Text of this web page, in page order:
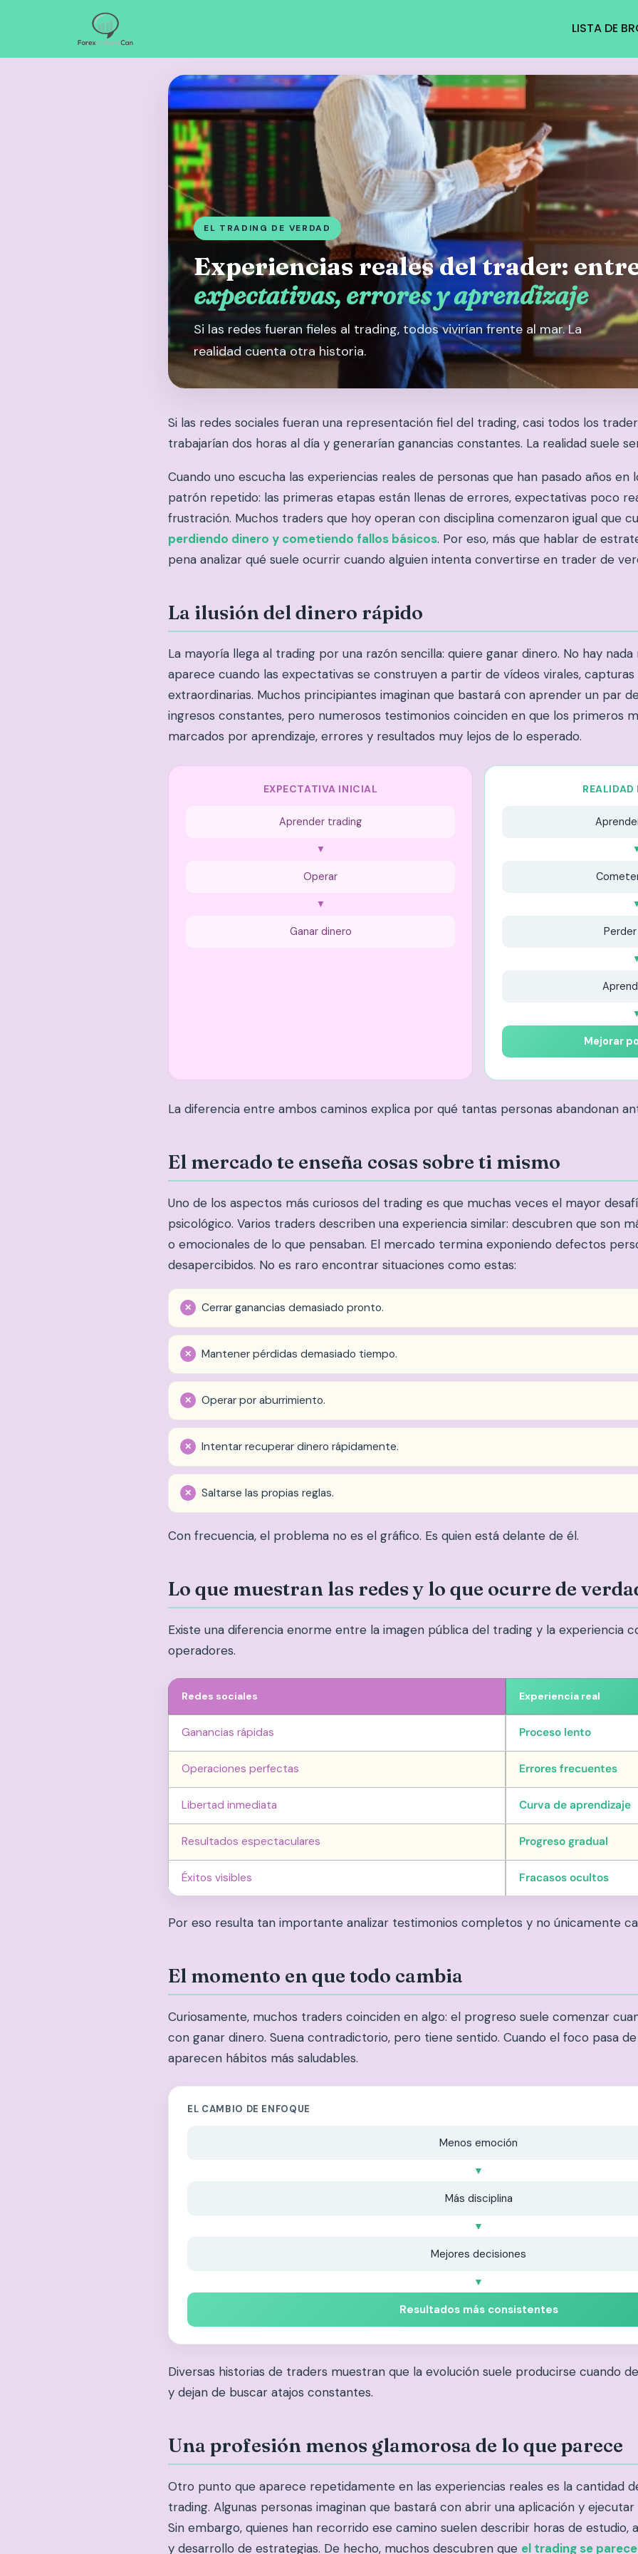
LISTA DE
EL TRADING DE VERDAD
Experiencias reales del trader:
expectativas, errores y aprendizaje
Si las redes fueran fieles al trading, todos vivirían frente al mar. La
realidad cuenta otra historia.
Si las redes sociales fueran una representación fiel del trading, casi todos los
trabajarían dos horas al día y generarían ganancias constantes. La realidad suele
Cuando uno escucha las experiencias reales de personas que han pasado años en
patrón repetido: las primeras etapas están llenas de errores, expectativas poco
frustración. Muchos traders que hoy operan con disciplina comenzaron igual que
perdiendo dinero y cometiendo fallos básicos. Por eso, más que hablar de
pena analizar qué suele ocurrir cuando alguien intenta convertirse en trader de
La ilusión del dinero rápido
La mayoría llega al trading por una razón sencilla: quiere ganar dinero. No hay
aparece cuando las expectativas se construyen a partir de vídeos virales, capturas
extraordinarias. Muchos principiantes imaginan que bastará con aprender un par
ingresos constantes, pero numerosos testimonios coinciden en que los primeros
marcados por aprendizaje, errores y resultados muy lejos de lo esperado.
EXPECTATIVA INICIAL
Aprender trading
▼
Operar
▼
Ganar dinero
Mejorar
La diferencia entre ambos caminos explica por qué tantas personas abandonan
El mercado te enseña cosas sobre ti mismo
Uno de los aspectos más curiosos del trading es que muchas veces el mayor
psicológico. Varios traders describen una experiencia similar: descubren que son
o emocionales de lo que pensaban. El mercado termina exponiendo defectos
desapercibidos. No es raro encontrar situaciones como estas:
Cerrar ganancias demasiado pronto.
Mantener pérdidas demasiado tiempo.
Operar por aburrimiento.
Intentar recuperar dinero rápidamente.
Saltarse las propias reglas.
Con frecuencia, el problema no es el gráfico. Es quien está delante de él.
Lo que muestran las redes y lo que ocurre de
Existe una diferencia enorme entre la imagen pública del trading y la experiencia
operadores.
Redes sociales Experiencia real
Ganancias rápidas Proceso lento
Operaciones perfectas Errores frecuentes
Libertad inmediata Curva de aprendizaje
Resultados espectaculares Progreso gradual
Éxitos visibles Fracasos ocultos
Por eso resulta tan importante analizar testimonios completos y no únicamente
El momento en que todo cambia
Curiosamente, muchos traders coinciden en algo: el progreso suele comenzar
con ganar dinero. Suena contradictorio, pero tiene sentido. Cuando el foco pasa
aparecen hábitos más saludables.
EL CAMBIO DE ENFOQUE
Menos emoción
▼
Más disciplina
▼
Mejores decisiones
▼
Resultados más consistentes
Diversas historias de traders muestran que la evolución suele producirse cuando
y dejan de buscar atajos constantes.
Una profesión menos glamorosa de lo que parece
Otro punto que aparece repetidamente en las experiencias reales es la cantidad
trading. Algunas personas imaginan que bastará con abrir una aplicación y
Sin embargo, quienes han recorrido ese camino suelen describir horas de estudio,
y desarrollo de estrategias. De hecho, muchos descubren que el trading se